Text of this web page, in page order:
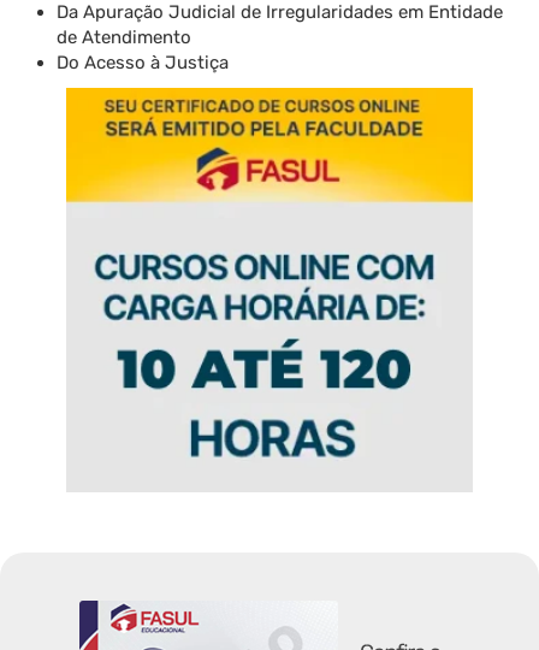
Da Apuração Judicial de Irregularidades em Entidade
de Atendimento
Do Acesso à Justiça